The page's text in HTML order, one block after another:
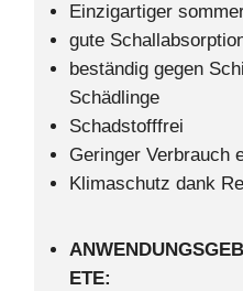
Einzigartiger
gute
beständig gegen
Schädlinge
Schadstofffrei
Geringer Verbrauch
Klimaschutz dank
ANWENDUNGSGEBI
ETE: